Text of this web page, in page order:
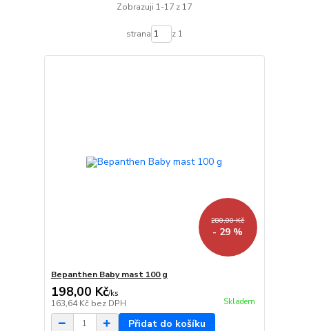
Zobrazuji 1-17 z 17
strana z 1
280,00 Kč
- 29 %
Bepanthen Baby mast 100 g
198,00 Kč/ks
163,64 Kč bez DPH Skladem
Přidat do košíku